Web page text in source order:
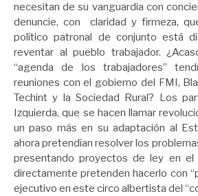
necesitan de su vanguardia con
denuncie, con claridad y firmeza,
político patronal de conjunto está
reventar al pueblo trabajador.
“agenda de los trabajadores”
reuniones con el gobierno del FMI,
Techint y la Sociedad Rural? Los
Izquierda, que se hacen llamar
un paso más en su adaptación al
ahora pretendían resolver los
presentando proyectos de ley en el
directamente pretenden hacerlo con
ejecutivo en este circo albertista del